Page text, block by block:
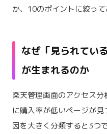
か、10のポイントに絞って
なぜ「見られてい
が生まれるのか
楽天管理画面のアクセス
に購入率が低いページが
因を大きく分類すると3つで